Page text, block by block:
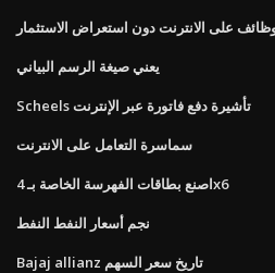
على الانترنت دون استعراض الاستثمار
يعني صيغة الرسم البياني
Scheels تأشيرة دفع فاتورة عبر الإنترنت
سماسرة التعامل على الانترنت
اصنع بطاقات الفهرسة الخاصة بـ 4x6
نجم أسعار النفط النفط
Bajaj allianz تاريخ سعر السهم